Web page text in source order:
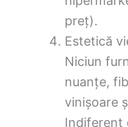
preț).
Estetică
Niciun
nuanțe,
vinișoare
Indiferent